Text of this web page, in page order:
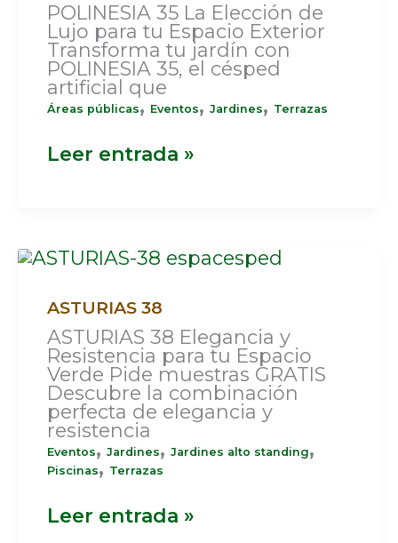
POLINESIA 35 La Elección de
Lujo para tu Espacio Exterior
Transforma tu jardín con
POLINESIA 35, el césped
artificial que
Áreas públicas, Eventos, Jardines, Terrazas
Leer entrada »
ASTURIAS 38
ASTURIAS 38 Elegancia y
Resistencia para tu Espacio
Verde Pide muestras GRATIS
Descubre la combinación
perfecta de elegancia y
resistencia
Eventos, Jardines, Jardines alto standing,
Piscinas, Terrazas
ASTURIAS
Leer entrada »